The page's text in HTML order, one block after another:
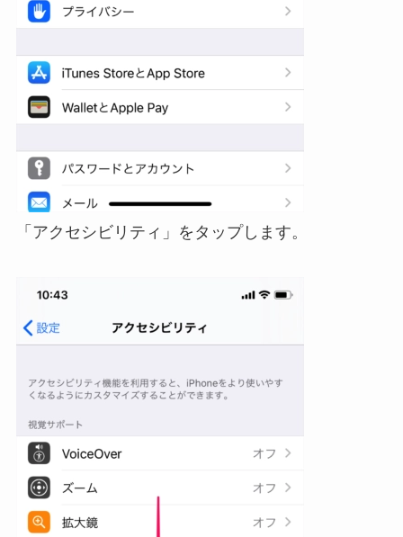
「アクセシビリティ」をタップします。